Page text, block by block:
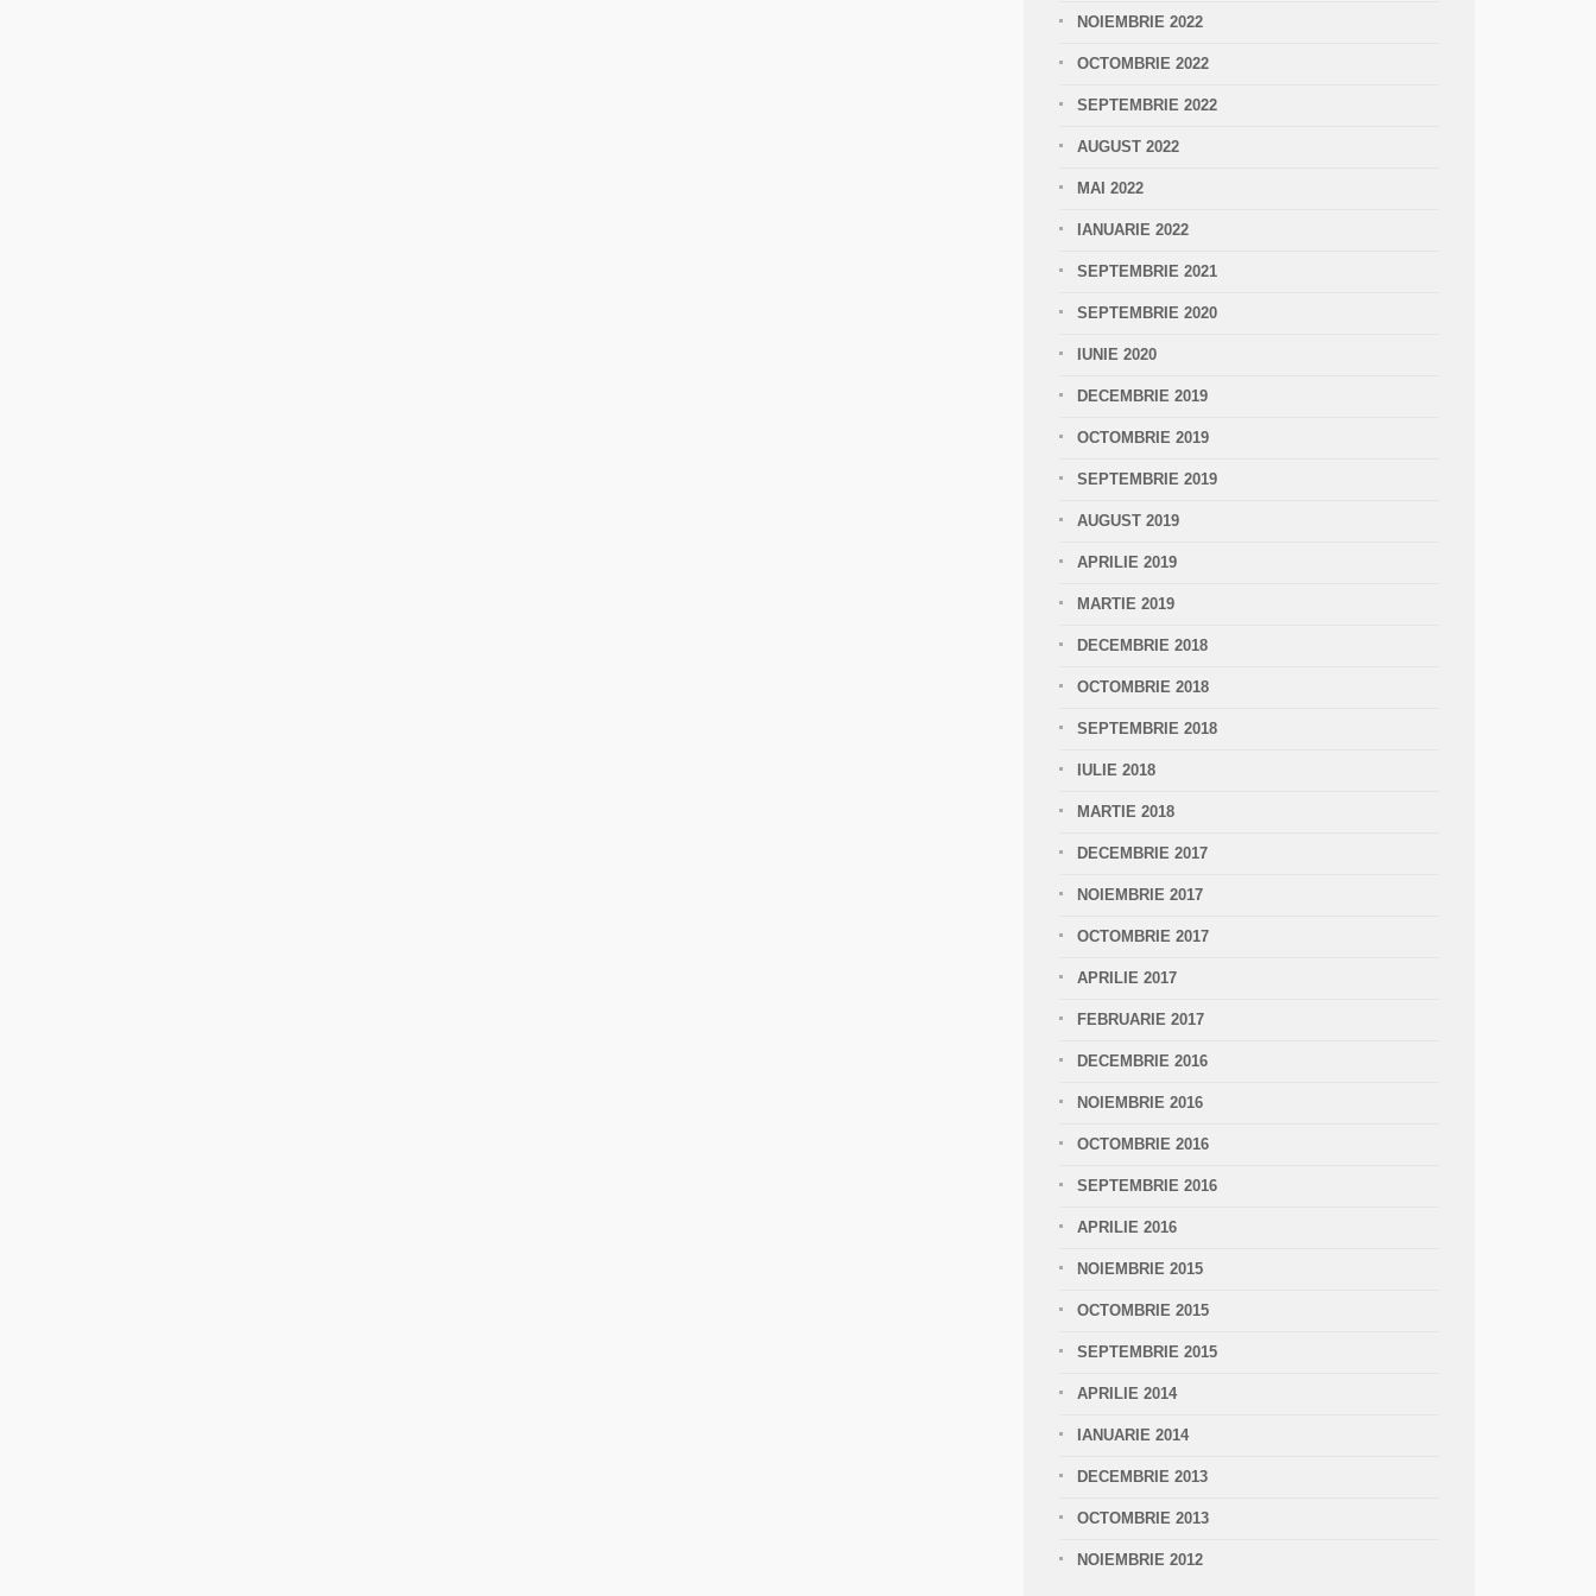
NOIEMBRIE 2022
OCTOMBRIE 2022
SEPTEMBRIE 2022
AUGUST 2022
MAI 2022
IANUARIE 2022
SEPTEMBRIE 2021
SEPTEMBRIE 2020
IUNIE 2020
DECEMBRIE 2019
OCTOMBRIE 2019
SEPTEMBRIE 2019
AUGUST 2019
APRILIE 2019
MARTIE 2019
DECEMBRIE 2018
OCTOMBRIE 2018
SEPTEMBRIE 2018
IULIE 2018
MARTIE 2018
DECEMBRIE 2017
NOIEMBRIE 2017
OCTOMBRIE 2017
APRILIE 2017
FEBRUARIE 2017
DECEMBRIE 2016
NOIEMBRIE 2016
OCTOMBRIE 2016
SEPTEMBRIE 2016
APRILIE 2016
NOIEMBRIE 2015
OCTOMBRIE 2015
SEPTEMBRIE 2015
APRILIE 2014
IANUARIE 2014
DECEMBRIE 2013
OCTOMBRIE 2013
NOIEMBRIE 2012